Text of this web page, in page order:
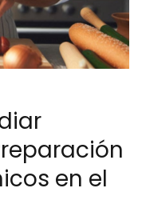
en el